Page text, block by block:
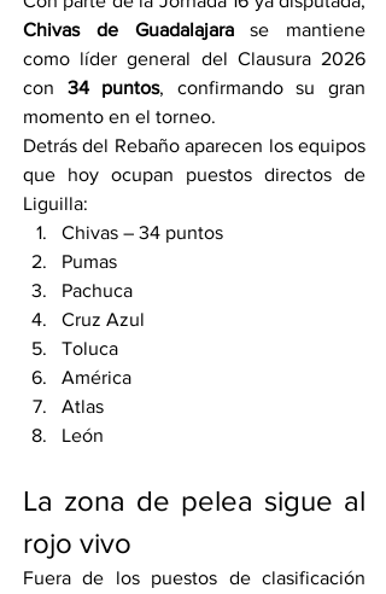
Chivas de Guadalajara se mantiene
como líder general del Clausura 2026
con 34 puntos, confirmando su gran
momento en el torneo.
Detrás del Rebaño aparecen los equipos
que hoy ocupan puestos directos de
Liguilla:
Chivas – 34 puntos
Pumas
Pachuca
Cruz Azul
Toluca
América
Atlas
León
La zona de pelea sigue al
rojo vivo
Fuera de los puestos de clasificación